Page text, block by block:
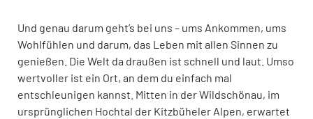
Und genau darum geht’s bei uns – ums Ankommen, ums
Wohlfühlen und darum, das Leben mit allen Sinnen zu
genießen. Die Welt da draußen ist schnell und laut. Umso
wertvoller ist ein Ort, an dem du einfach mal
entschleunigen kannst. Mitten in der Wildschönau, im
ursprünglichen Hochtal der Kitzbüheler Alpen, erwartet